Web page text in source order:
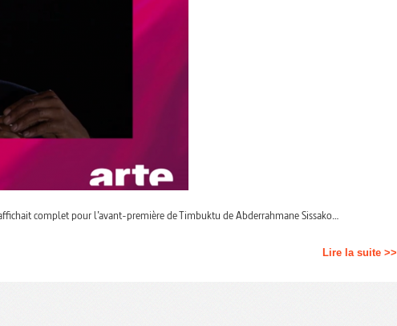
complet pour l’avant-première de Timbuktu de Abderrahmane Sissako…
Lire la suite >>